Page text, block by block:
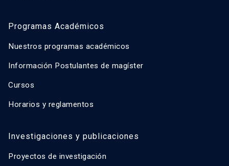
Programas Académicos
Nuestros programas académicos
Información Postulantes de magíster
Cursos
Horarios y reglamentos
Investigaciones y publicaciones
Proyectos de investigación